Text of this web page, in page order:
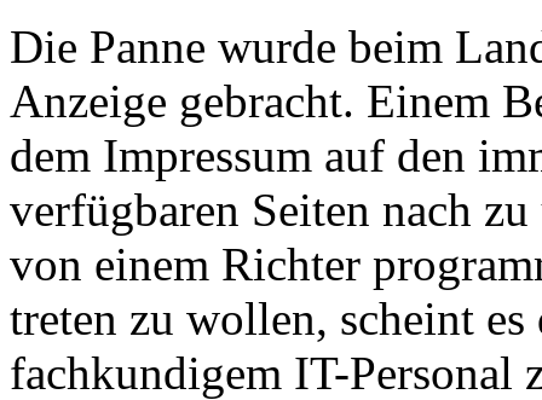
Die Panne wurde beim
Anzeige gebracht. Einem
dem Impressum auf den
verfügbaren Seiten nach
von einem Richter
treten zu wollen, scheint
fachkundigem IT-Personal